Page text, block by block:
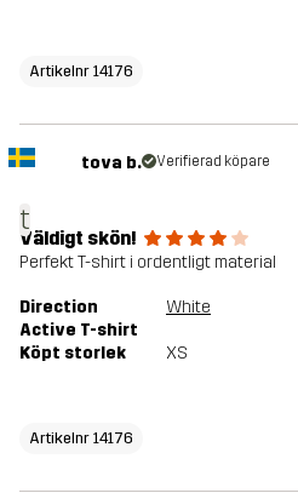
Artikelnr 14176
t
tova b. Verifierad köpare
Väldigt skön!
Perfekt T-shirt i ordentligt material
Direction
Active T-shirt
White
Köpt storlek XS
Artikelnr 14176